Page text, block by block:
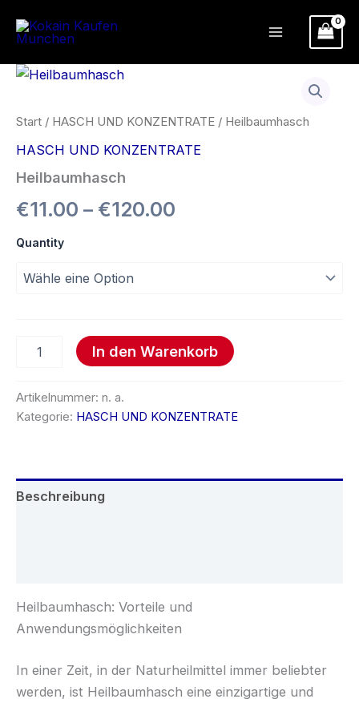
Inhalt
Start / HASCH UND KONZENTRATE / Heilbaumhasch
HASCH UND KONZENTRATE
Heilbaumhasch
€11.00 – €120.00
€11.00
bis
Quantity
Heilbaumhasch
In den Warenkorb
Artikelnummer: n. a.
Kategorie: HASCH UND KONZENTRATE
Beschreibung
Heilbaumhasch: Vorteile und
Anwendungsmöglichkeiten
In einer Zeit, in der Naturheilmittel immer beliebter
werden, ist Heilbaumhasch eine einzigartige und